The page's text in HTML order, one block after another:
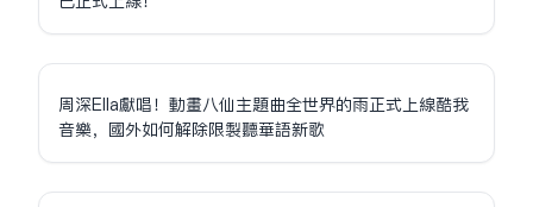
周深Ella獻唱！動畫八仙主題曲全世界的雨正式上線酷我
音樂，國外如何解除限制聽華語新歌